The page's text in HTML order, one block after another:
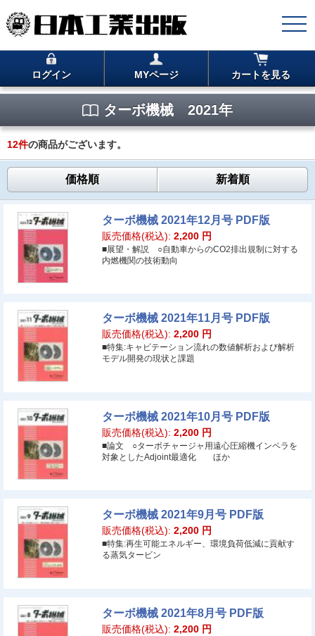
ログイン MYページ カートを見る
ターボ機械 2021年
12件の商品がございます。
価格順 新着順
ターボ機械 2021年12月号 PDF版
販売価格(税込): 2,200 円
■展望・解説 ○自動車からのCO2排出規制に対する
内燃機関の技術動向
ターボ機械 2021年11月号 PDF版
販売価格(税込): 2,200 円
■特集:キャビテーション流れの数値解析および解析
モデル開発の現状と課題
ターボ機械 2021年10月号 PDF版
販売価格(税込): 2,200 円
■論文 ○ターボチャージャ用遠心圧縮機インペラを
対象としたAdjoint最適化 ほか
ターボ機械 2021年9月号 PDF版
販売価格(税込): 2,200 円
■特集:再生可能エネルギー、環境負荷低減に貢献す
る蒸気タービン
ターボ機械 2021年8月号 PDF版
販売価格(税込): 2,200 円